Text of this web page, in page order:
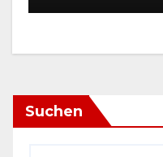
Suchen